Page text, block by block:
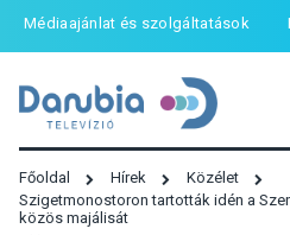
Médiaajánlat és szolgáltatások
Főoldal Hírek
Közélet
Szigetmonostoron tartották idén a
közös majálisát